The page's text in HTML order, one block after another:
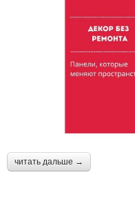
читать дальше →